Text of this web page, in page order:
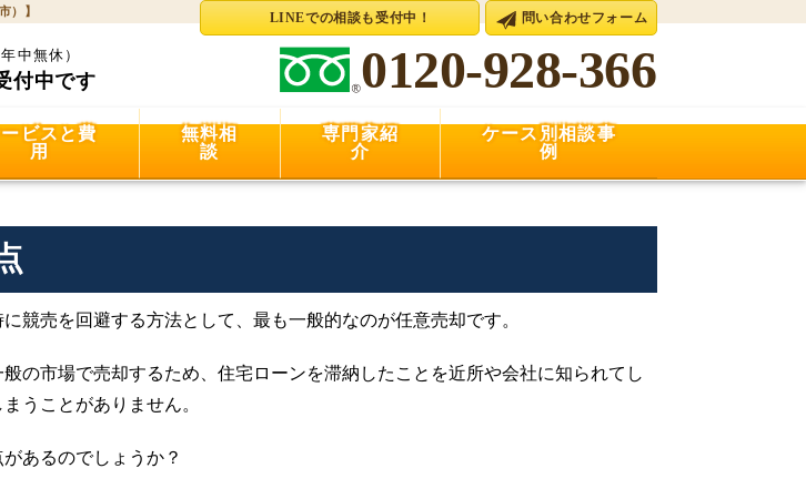
）】
年中無休）
付中です 0120-928-366
LINEでの相談も受付中！ 問い合わせフォーム
ビスと費
用
無料相
談
専門家紹
介
ケース別相談事
例
競売を回避する方法として、最も一般的なのが任意売却です。
の市場で売却するため、住宅ローンを滞納したことを近所や会社に知られてし
うことがありません。
あるのでしょうか？